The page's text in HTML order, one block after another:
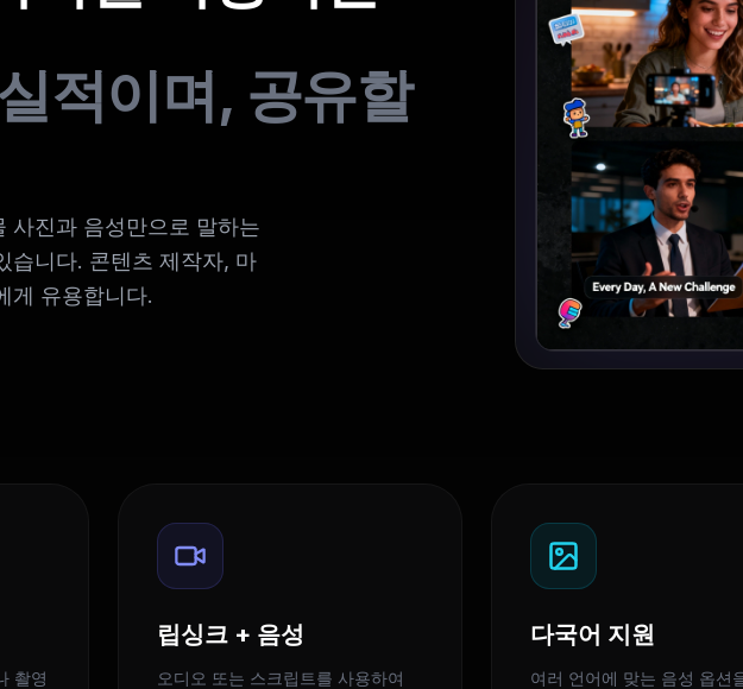
적이며, 공유할
사진과 음성만으로 말하는
습니다. 콘텐츠 제작자, 마
게 유용합니다.
촬영
립싱크 + 음성
오디오 또는 스크립트를 사용하여
다국어 지원
여러 언어에 맞는 음성 옵션